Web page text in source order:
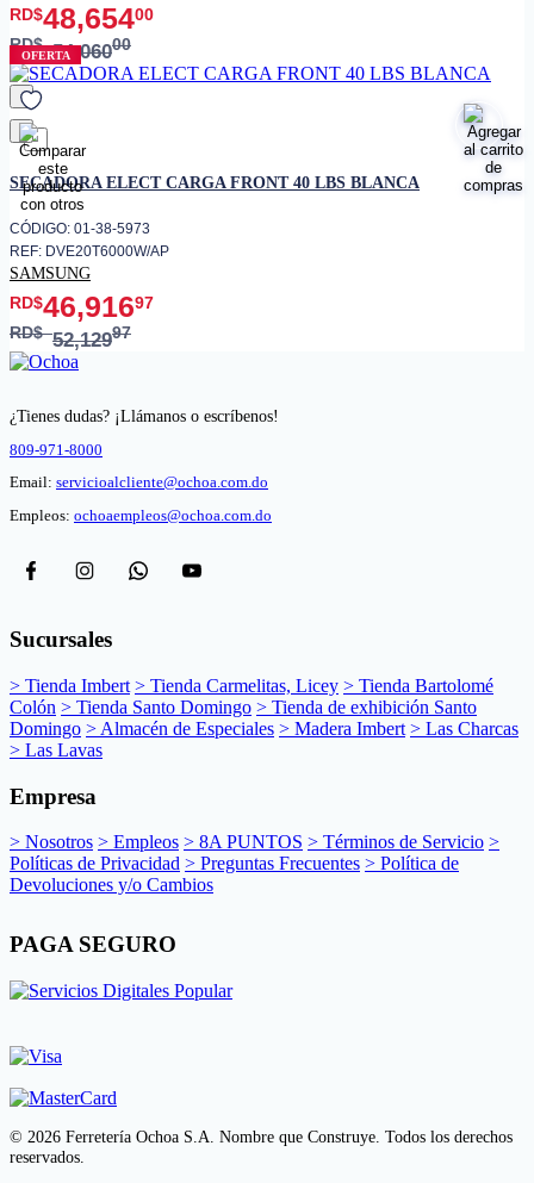
RD$48,65400
RD$54,06000
OFERTA
favorito
SECADORA ELECT CARGA FRONT 40 LBS BLANCA
CÓDIGO: 01-38-5973
REF: DVE20T6000W/AP
SAMSUNG
RD$46,91697
RD$52,12997
¿Tienes dudas? ¡Llámanos o escríbenos!
809-971-8000
Email: servicioalcliente@ochoa.com.do
Empleos: ochoaempleos@ochoa.com.do
Sucursales
> Tienda Imbert > Tienda Carmelitas, Licey > Tienda Bartolomé
Colón > Tienda Santo Domingo > Tienda de exhibición Santo
Domingo > Almacén de Especiales > Madera Imbert > Las Charcas
> Las Lavas
Empresa
> Nosotros > Empleos > 8A PUNTOS > Términos de Servicio >
Políticas de Privacidad > Preguntas Frecuentes > Política de
Devoluciones y/o Cambios
PAGA SEGURO
© 2026 Ferretería Ochoa S.A. Nombre que Construye. Todos los derechos
reservados.